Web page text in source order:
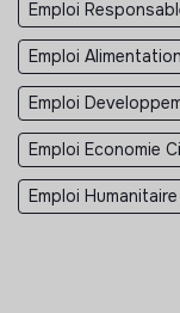
Emploi
Emploi
Emploi
Emploi Economie
Emploi Humanitaire